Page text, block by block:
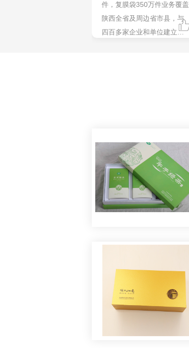
件，复膜袋350万件业务覆盖
陕西全省及周边省市县，与
四百多家企业和单位建立了